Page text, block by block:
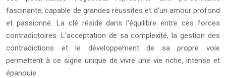
fascinante, capable de grandes réussites et d’un amour profond
et passionné. La clé réside dans l’équilibre entre ces forces
contradictoires. L’acceptation de sa complexité, la gestion des
contradictions et le développement de sa propre voie
permettent à ce signe unique de vivre une vie riche, intense et
épanouie.